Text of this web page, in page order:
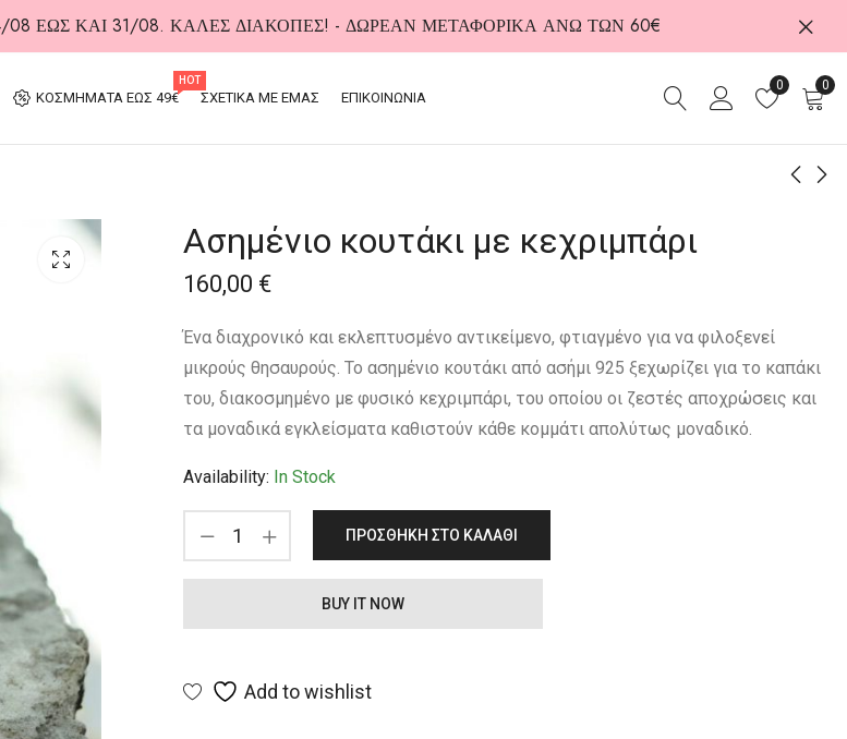
ΕΩΣ ΚΑΙ 31/08. ΚΑΛΕΣ ΔΙΑΚΟΠΕΣ! - ΔΩΡΕΑΝ ΜΕΤΑΦΟΡΙΚΑ ΑΝΩ ΤΩΝ 60€
ΚΟΣΜΗΜΑΤΑ ΕΩΣ 49€
HOT
ΣΧΕΤΙΚΑ ΜΕ ΕΜΑΣ ΕΠΙΚΟΙΝΩΝΙΑ
0 0
Χαρτοκόπτης Amber
Elegance με φυσική
Κολιέ από ασήμι
Ασημένιο κουτάκι με κεχριμπάρι
160,00 €
Ένα διαχρονικό και εκλεπτυσμένο αντικείμενο, φτιαγμένο για να φιλοξενεί
μικρούς θησαυρούς. Το ασημένιο κουτάκι από ασήμι 925 ξεχωρίζει για το καπάκι
του, διακοσμημένο με φυσικό κεχριμπάρι, του οποίου οι ζεστές αποχρώσεις και
τα μοναδικά εγκλείσματα καθιστούν κάθε κομμάτι απολύτως μοναδικό.
Availability: In Stock
ΠΡΟΣΘΉΚΗ ΣΤΟ ΚΑΛΆΘΙ
BUY IT NOW
Add to wishlist